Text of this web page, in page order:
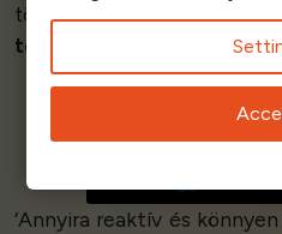
többé nem okoz problémát
tökéletes
‘Annyira reaktív és